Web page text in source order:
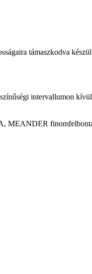
támaszkodva
intervallumon